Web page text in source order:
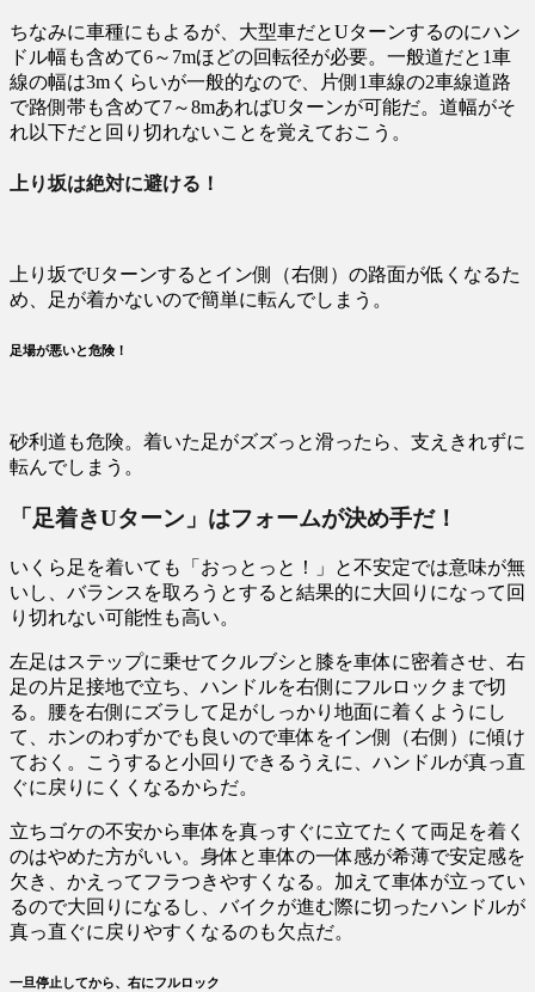
ちなみに車種にもよるが、大型車だとUターンするのにハン
ドル幅も含めて6～7mほどの回転径が必要。一般道だと1車
線の幅は3mくらいが一般的なので、片側1車線の2車線道路
で路側帯も含めて7～8mあればUターンが可能だ。道幅がそ
れ以下だと回り切れないことを覚えておこう。
上り坂は絶対に避ける！
上り坂でUターンするとイン側（右側）の路面が低くなるた
め、足が着かないので簡単に転んでしまう。
足場が悪いと危険！
砂利道も危険。着いた足がズズっと滑ったら、支えきれずに
転んでしまう。
「足着きUターン」はフォームが決め手だ！
いくら足を着いても「おっとっと！」と不安定では意味が無
いし、バランスを取ろうとすると結果的に大回りになって回
り切れない可能性も高い。
左足はステップに乗せてクルブシと膝を車体に密着させ、右
足の片足接地で立ち、ハンドルを右側にフルロックまで切
る。腰を右側にズラして足がしっかり地面に着くようにし
て、ホンのわずかでも良いので車体をイン側（右側）に傾け
ておく。こうすると小回りできるうえに、ハンドルが真っ直
ぐに戻りにくくなるからだ。
立ちゴケの不安から車体を真っすぐに立てたくて両足を着く
のはやめた方がいい。身体と車体の一体感が希薄で安定感を
欠き、かえってフラつきやすくなる。加えて車体が立ってい
るので大回りになるし、バイクが進む際に切ったハンドルが
真っ直ぐに戻りやすくなるのも欠点だ。
一旦停止してから、右にフルロック